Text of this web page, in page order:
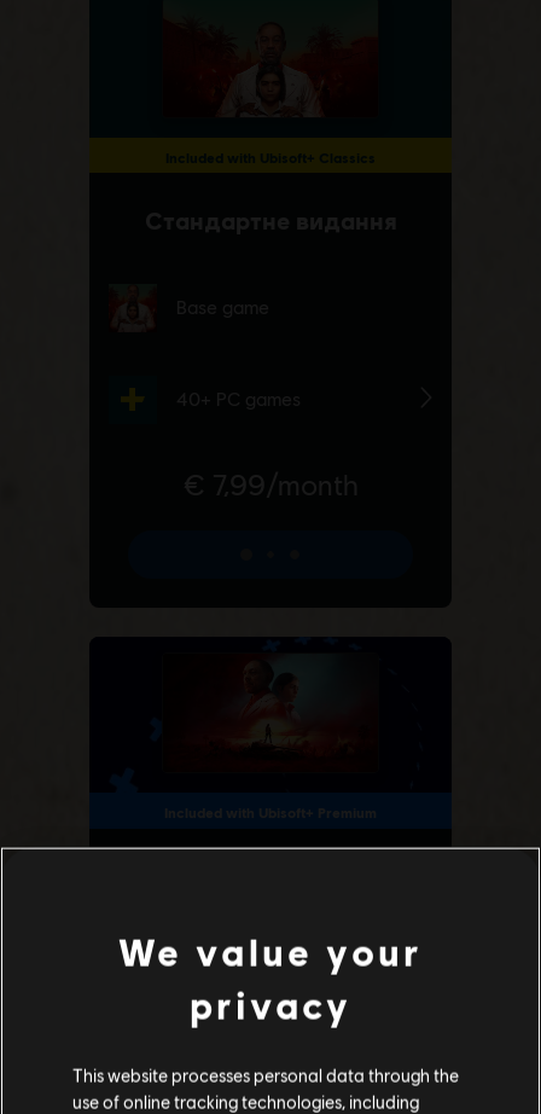
We value your
privacy
This website processes personal data through the
use of online tracking technologies, including